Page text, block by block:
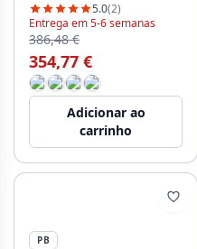
5.0(2)
Entrega em 5-6 semanas
386,48 €
354,77 €
Adicionar ao
carrinho
PB